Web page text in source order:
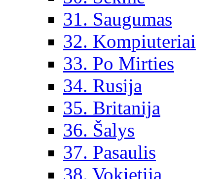
31. Saugumas
32. Kompiuteriai
33. Po Mirties
34. Rusija
35. Britanija
36. Šalys
37. Pasaulis
38. Vokietija